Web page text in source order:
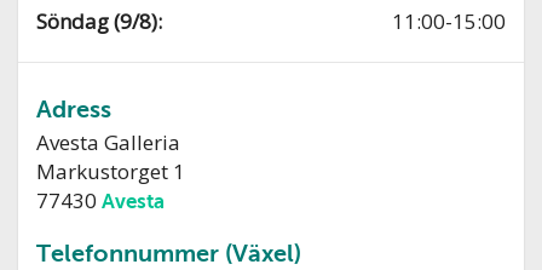
Söndag (9/8):
11:00-15:00
Adress
Avesta Galleria
Markustorget 1
77430Avesta
Telefonnummer (Växel)